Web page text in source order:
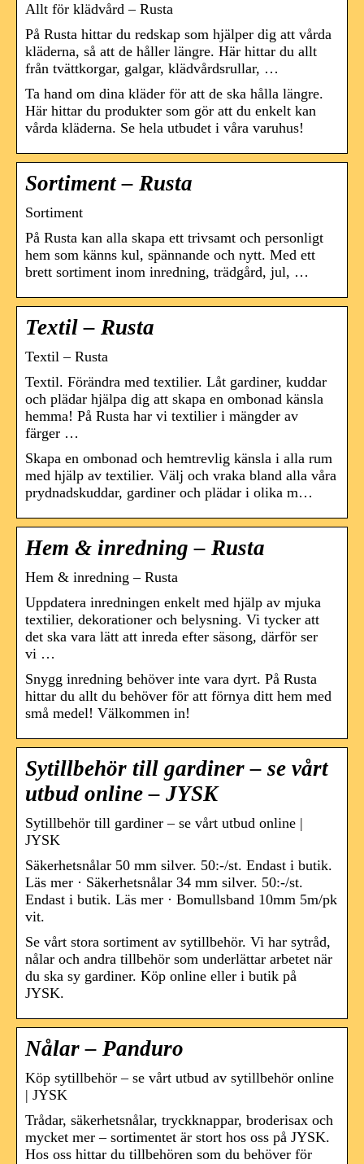
Allt för klädvård – Rusta
På Rusta hittar du redskap som hjälper dig att vårda
kläderna, så att de håller längre. Här hittar du allt
från tvättkorgar, galgar, klädvårdsrullar, …
Ta hand om dina kläder för att de ska hålla längre.
Här hittar du produkter som gör att du enkelt kan
vårda kläderna. Se hela utbudet i våra varuhus!
Sortiment – Rusta
Sortiment
På Rusta kan alla skapa ett trivsamt och personligt
hem som känns kul, spännande och nytt. Med ett
brett sortiment inom inredning, trädgård, jul, …
Textil – Rusta
Textil – Rusta
Textil. Förändra med textilier. Låt gardiner, kuddar
och plädar hjälpa dig att skapa en ombonad känsla
hemma! På Rusta har vi textilier i mängder av
färger …
Skapa en ombonad och hemtrevlig känsla i alla rum
med hjälp av textilier. Välj och vraka bland alla våra
prydnadskuddar, gardiner och plädar i olika m…
Hem & inredning – Rusta
Hem & inredning – Rusta
Uppdatera inredningen enkelt med hjälp av mjuka
textilier, dekorationer och belysning. Vi tycker att
det ska vara lätt att inreda efter säsong, därför ser
vi …
Snygg inredning behöver inte vara dyrt. På Rusta
hittar du allt du behöver för att förnya ditt hem med
små medel! Välkommen in!
Sytillbehör till gardiner – se vårt
utbud online – JYSK
Sytillbehör till gardiner – se vårt utbud online |
JYSK
Säkerhetsnålar 50 mm silver. 50:-/st. Endast i butik.
Läs mer · Säkerhetsnålar 34 mm silver. 50:-/st.
Endast i butik. Läs mer · Bomullsband 10mm 5m/pk
vit.
Se vårt stora sortiment av sytillbehör. Vi har sytråd,
nålar och andra tillbehör som underlättar arbetet när
du ska sy gardiner. Köp online eller i butik på
JYSK.
Nålar – Panduro
Köp sytillbehör – se vårt utbud av sytillbehör online
| JYSK
Trådar, säkerhetsnålar, tryckknappar, broderisax och
mycket mer – sortimentet är stort hos oss på JYSK.
Hos oss hittar du tillbehören som du behöver för